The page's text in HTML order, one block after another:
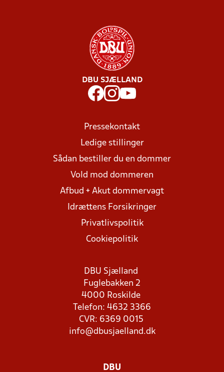
DBU SJÆLLAND
Pressekontakt
Ledige stillinger
Sådan bestiller du en dommer
Vold mod dommeren
Afbud + Akut dommervagt
Idrættens Forsikringer
Privatlivspolitik
Cookiepolitik
DBU Sjælland
Fuglebakken 2
4000 Roskilde
Telefon: 4632 3366
CVR: 6369 0015
info@dbusjaelland.dk
DBU